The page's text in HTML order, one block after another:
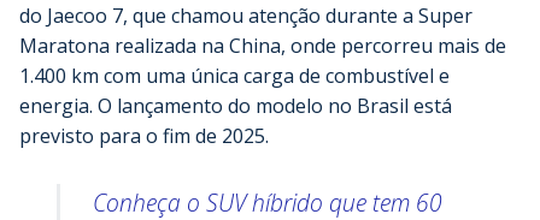
do Jaecoo 7, que chamou atenção durante a Super
Maratona realizada na China, onde percorreu mais de
1.400 km com uma única carga de combustível e
energia. O lançamento do modelo no Brasil está
previsto para o fim de 2025.
Conheça o SUV híbrido que tem 60